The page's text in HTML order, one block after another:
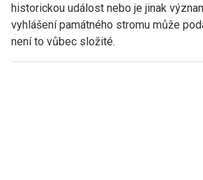
historickou událost nebo je jinak
vyhlášení památného stromu může
není to vůbec složité.